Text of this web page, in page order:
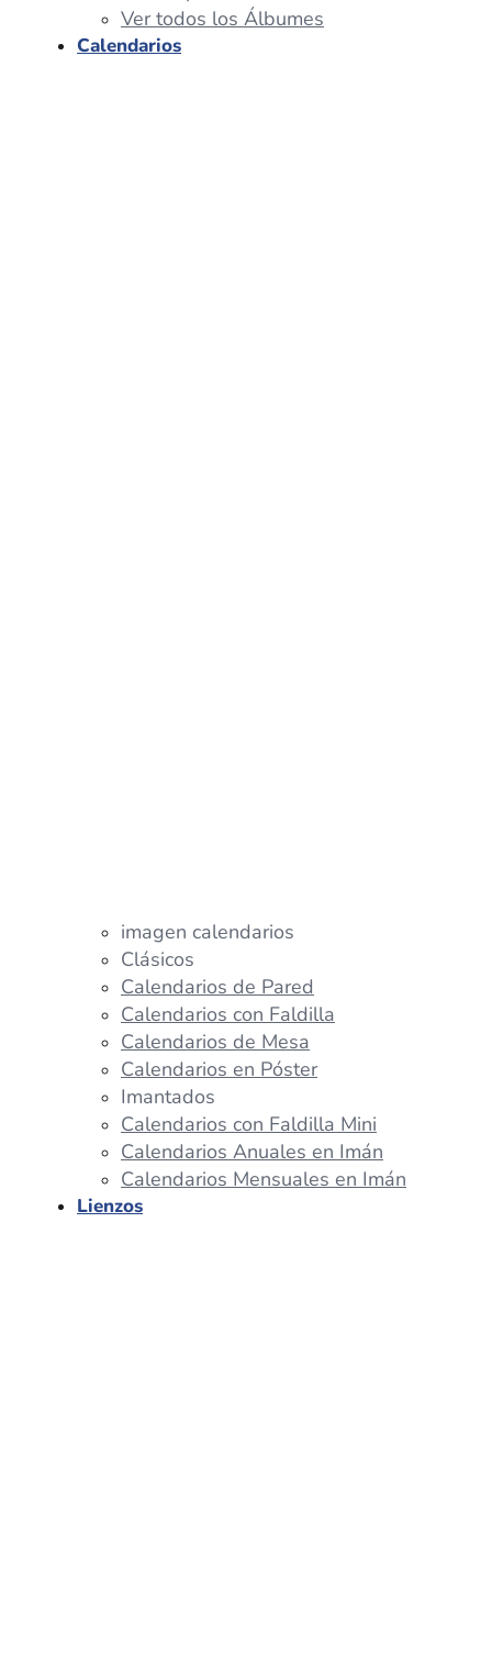
Ver todos los Álbumes
Calendarios
imagen calendarios
Clásicos
Calendarios de Pared
Calendarios con Faldilla
Calendarios de Mesa
Calendarios en Póster
Imantados
Calendarios con Faldilla Mini
Calendarios Anuales en Imán
Calendarios Mensuales en Imán
Lienzos